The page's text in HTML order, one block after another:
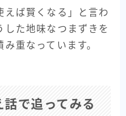
えば賢くなる」と言わ
した地味なつまずきを
重なっています。
で追ってみる